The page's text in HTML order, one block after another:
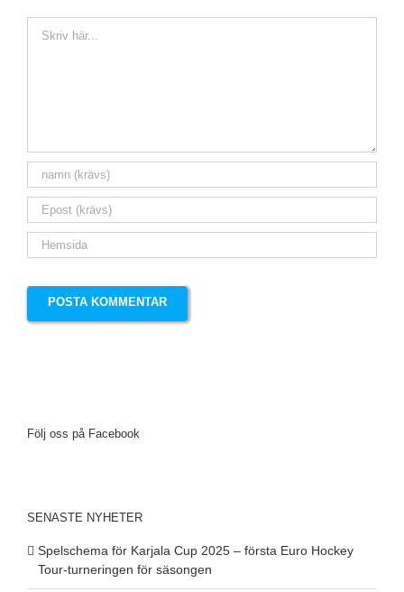
Följ oss på Facebook
SENASTE NYHETER
Spelschema för Karjala Cup 2025 – första Euro Hockey
Tour-turneringen för säsongen